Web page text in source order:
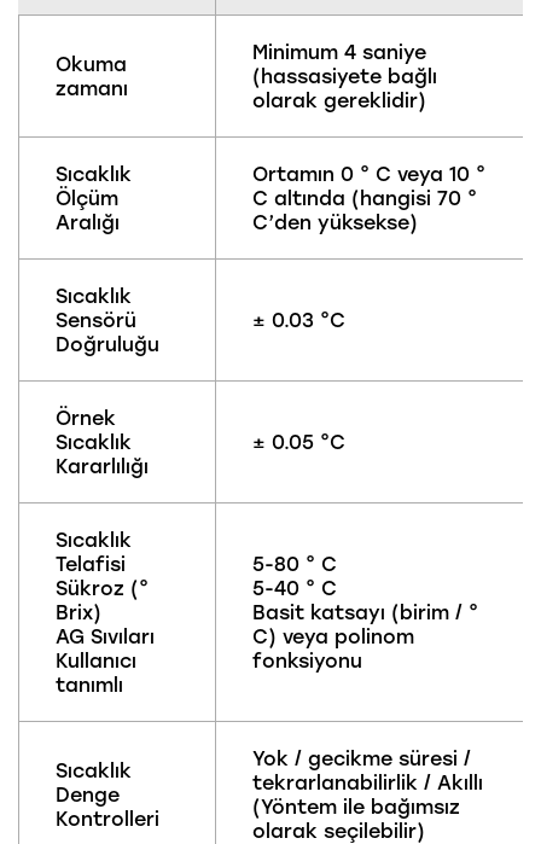
Okuma
zamanı
Minimum 4 saniye
(hassasiyete bağlı
olarak gereklidir)
Sıcaklık
Ölçüm
Aralığı
Ortamın 0 ° C veya 10 °
C altında (hangisi 70 °
C’den yüksekse)
Sıcaklık
Sensörü
Doğruluğu
± 0.03 °C
Örnek
Sıcaklık
Kararlılığı
± 0.05 °C
Sıcaklık
Telafisi
Sükroz (°
Brix)
AG Sıvıları
Kullanıcı
tanımlı
5-80 ° C
5-40 ° C
Basit katsayı (birim / °
C) veya polinom
fonksiyonu
Sıcaklık
Denge
Kontrolleri
Yok / gecikme süresi /
tekrarlanabilirlik / Akıllı
(Yöntem ile bağımsız
olarak seçilebilir)